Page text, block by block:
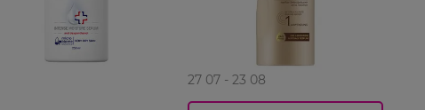
27 07 - 23 08